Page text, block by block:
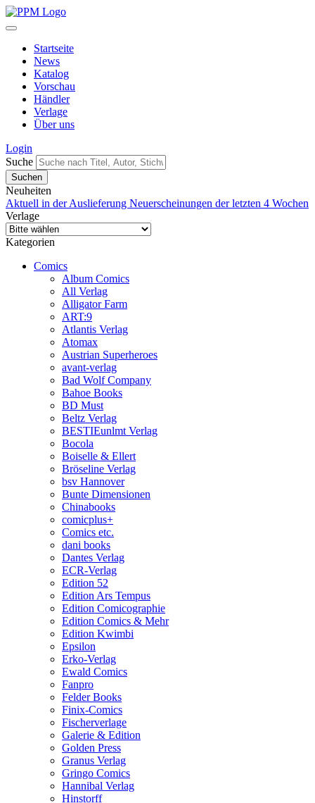
Startseite
News
Katalog
Vorschau
Händler
Verlage
Über uns
Login
Suche
Neuheiten
Aktuell in der Auslieferung Neuerscheinungen der letzten 4 Wochen
Verlage
Kategorien
Comics
Album Comics
All Verlag
Alligator Farm
ART:9
Atlantis Verlag
Atomax
Austrian Superheroes
avant-verlag
Bad Wolf Company
Bahoe Books
BD Must
Beltz Verlag
BESTIEunlmt Verlag
Bocola
Boiselle & Ellert
Bröseline Verlag
bsv Hannover
Bunte Dimensionen
Chinabooks
comicplus+
Comics etc.
dani books
Dantes Verlag
ECR-Verlag
Edition 52
Edition Ars Tempus
Edition Comicographie
Edition Comics & Mehr
Edition Kwimbi
Epsilon
Erko-Verlag
Ewald Comics
Fanpro
Felder Books
Finix-Comics
Fischerverlage
Galerie & Edition
Golden Press
Granus Verlag
Gringo Comics
Hannibal Verlag
Hinstorff